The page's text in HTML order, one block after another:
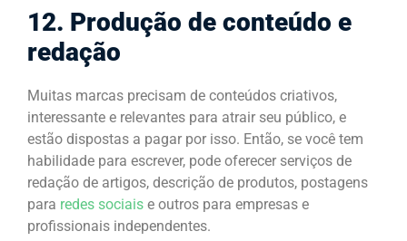
12. Produção de conteúdo e
redação
Muitas marcas precisam de conteúdos criativos,
interessante e relevantes para atrair seu público, e
estão dispostas a pagar por isso. Então, se você tem
habilidade para escrever, pode oferecer serviços de
redação de artigos, descrição de produtos, postagens
para redes sociais e outros para empresas e
profissionais independentes.